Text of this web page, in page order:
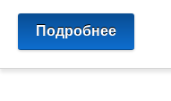
Подробнее